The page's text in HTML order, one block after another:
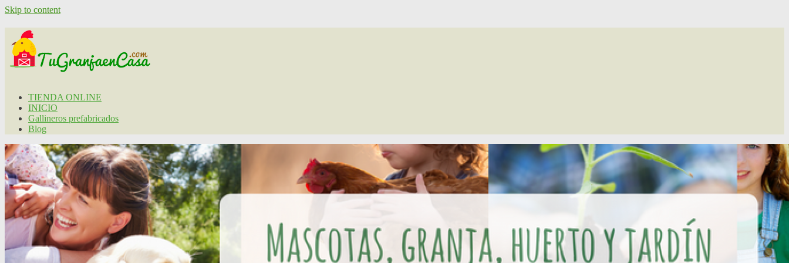
Skip to content
TIENDA ONLINE
INICIO
Gallineros prefabricados
Blog